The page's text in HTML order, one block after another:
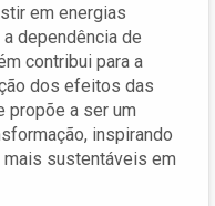
em energias
dependência de
contribui para a
dos efeitos das
propõe a ser um
inspirando
sustentáveis em